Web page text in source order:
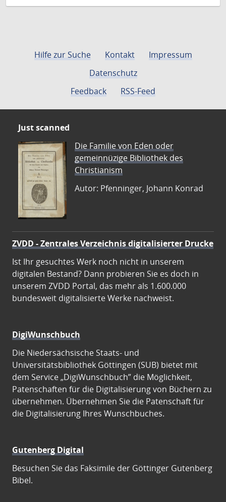
Hilfe zur Suche Kontakt
Impressum
Datenschutz
Feedback
RSS-Feed
Just scanned
Die Familie von Eden oder
gemeinnüzige Bibliothek des
Christianism
Autor: Pfenninger, Johann Konrad
ZVDD - Zentrales Verzeichnis digitalisierter Drucke
Ist Ihr gesuchtes Werk noch nicht in unserem
digitalen Bestand? Dann probieren Sie es doch in
unserem ZVDD Portal, das mehr als 1.600.000
bundesweit digitalisierte Werke nachweist.
DigiWunschbuch
Die Niedersächsische Staats- und
Universitätsbibliothek Göttingen (SUB) bietet mit
dem Service „DigiWunschbuch” die Möglichkeit,
Patenschaften für die Digitalisierung von Büchern zu
übernehmen. Übernehmen Sie die Patenschaft für
die Digitalisierung Ihres Wunschbuches.
Gutenberg Digital
Besuchen Sie das Faksimile der Göttinger Gutenberg
Bibel.